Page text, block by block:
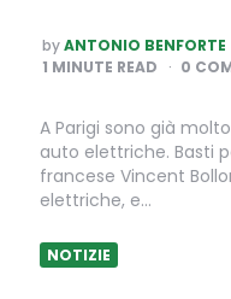
POSTED
BY
byANTONIO BENFORTE
1 MINUTE READ 0
A Parigi sono già
auto elettriche. Basti
francese Vincent
elettriche, e…
NOTIZIE